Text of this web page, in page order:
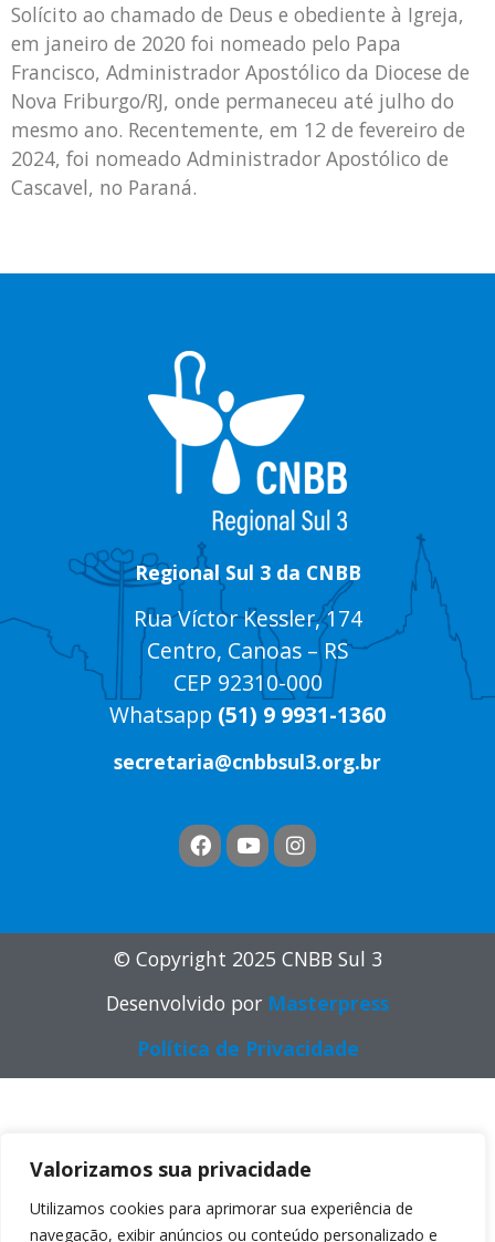
Valorizamos sua privacidade
Utilizamos cookies para aprimorar sua experiência de
navegação, exibir anúncios ou conteúdo personalizado e
Solícito ao chamado de Deus e obediente à Igreja,
em janeiro de 2020 foi nomeado pelo Papa
Francisco, Administrador Apostólico da Diocese de
Nova Friburgo/RJ, onde permaneceu até julho do
mesmo ano. Recentemente, em 12 de fevereiro de
2024, foi nomeado Administrador Apostólico de
Cascavel, no Paraná.
Regional Sul 3 da CNBB
Rua Víctor Kessler, 174
Centro, Canoas – RS
CEP 92310-000
Whatsapp (51) 9 9931-1360
secretaria@cnbbsul3.org.br
© Copyright 2025 CNBB Sul 3
Desenvolvido por Masterpress
Política de Privacidade